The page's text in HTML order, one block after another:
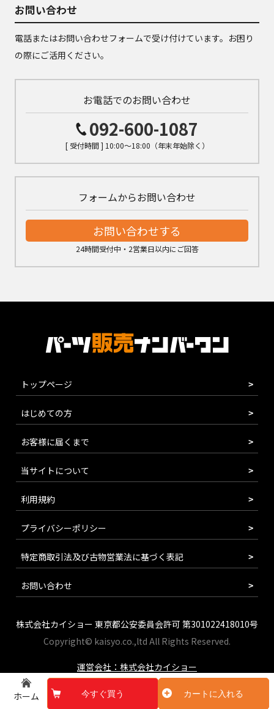
ホーム 今すぐ買う カートに入れる
お問い合わせ
電話またはお問い合わせフォームで受け付けています。お困り
の際にご活用ください。
お電話でのお問い合わせ
092-600-1087
[ 受付時間 ] 10:00～18:00（年末年始除く）
フォームからお問い合わせ
お問い合わせする
24時間受付中・2営業日以内にご回答
トップページ
はじめての方
お客様に届くまで
当サイトについて
利用規約
プライバシーポリシー
特定商取引法及び古物営業法に基づく表記
お問い合わせ
株式会社カイショー 東京都公安委員会許可 第301022418010号
Copyright© kaisyo.co.,ltd All Rights Reserved.
運営会社：株式会社カイショー